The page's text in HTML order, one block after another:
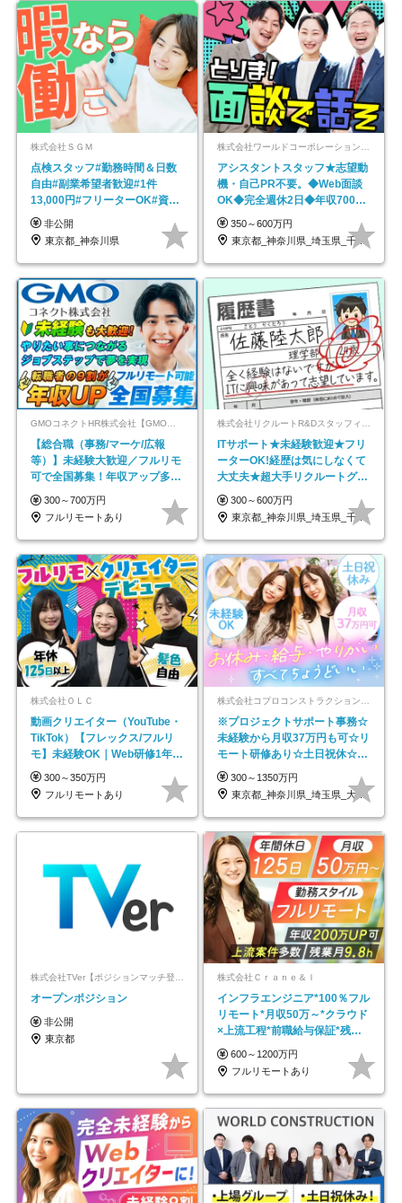
株式会社ＳＧＭ
点検スタッフ#勤務時間＆日数
自由#副業希望者歓迎#1件
13,000円#フリーターOK#資格
スキル不要
非公開
東京都_神奈川県
アシスタントスタッフ★志望動
機・自己PR不要。◆Web面談
OK◆完全週休2日◆年収700万
円可/p13
350～600万円
東京都_神奈川県_埼玉県_千葉県_大阪府…
GMOコネクトHR株式会社【GMOインターネットグループ】
【総合職（事務/マーケ/広報
等）】未経験大歓迎／フルリモ
可で全国募集！年収アップ多数
★年休最大130日★
300～700万円
フルリモートあり
ITサポート★未経験歓迎★フリ
ーターOK!経歴は気にしなくて
大丈夫★超大手リクルートグル
ープの正社員/sg
300～600万円
東京都_神奈川県_埼玉県_千葉県_大阪府…
株式会社ＯＬＣ
動画クリエイター（YouTube・
TikTok）【フレックス/フルリ
モ】未経験OK｜Web研修1年間
｜副業OK
300～350万円
フルリモートあり
※プロジェクトサポート事務☆
未経験から月収37万円も可☆リ
モート研修あり☆土日祝休☆20
代～30代活躍/b
300～1350万円
東京都_神奈川県_埼玉県_大阪府_愛知県…
株式会社TVer【ポジションマッチ登録】
オープンポジション
非公開
東京都
株式会社Ｃｒａｎｅ＆Ｉ
インフラエンジニア*100％フル
リモート*月収50万～*クラウド
×上流工程*前職給与保証*残業
月9.8h
600～1200万円
フルリモートあり